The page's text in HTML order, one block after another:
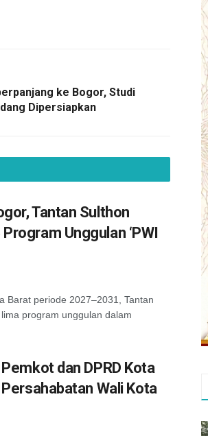
ke Bogor, Studi
Dipersiapkan
Tantan Sulthon
Unggulan ‘PWI
Barat periode 2027–2031, Tantan
program unggulan dalam
dan DPRD Kota
Wali Kota